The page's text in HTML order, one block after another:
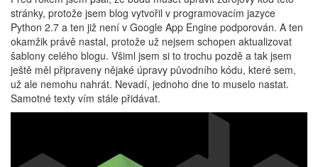
stránky, protože jsem blog vytvořil v programovacím jazyce
Python 2.7 a ten již není v Google App Engine podporován. A ten
okamžik právě nastal, protože už nejsem schopen aktualizovat
šablony celého blogu. Všiml jsem si to trochu pozdě a tak jsem
ještě měl připraveny nějaké úpravy původního kódu, které sem,
už ale nemohu nahrát. Nevadí, jednoho dne to muselo nastat.
Samotné texty vím stále přidávat.